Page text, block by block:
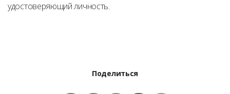
удостоверяющий личность.
Поделиться